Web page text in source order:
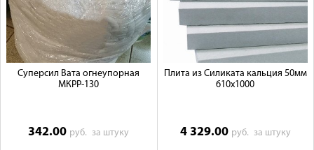
Галерея объектов
Контакты
Суперсил Вата огнеупорная
МКРР-130
342.00 руб.за штуку
Плита из Силиката кальция 50мм
610x1000
4 329.00 руб. за штуку